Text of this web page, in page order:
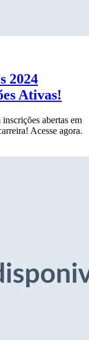
2024
Ativas!
abertas em
Acesse agora.